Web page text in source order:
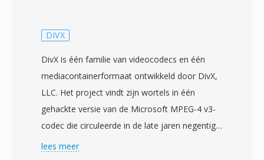
AAC-audio, hoewel het ook één breed scala
ALAC. Het ontwerp ondersteunt geavanceerde
functies als streaming hints voor progressieve
download en adaptieve streaming,
hoofdstukmarkeringen, meerdere audio- en
ondertitelstracks, metadatatags en ingebedde
DIVX
DivX is één familie van videocodecs en één
mediacontainerformaat ontwikkeld door DivX,
LLC. Het project vindt zijn wortels in één
gehackte versie van de Microsoft MPEG-4 v3-
codec die circuleerde in de late jaren negentig,
maar de legitieme DivX-codec werd gelanceerd
lees meer